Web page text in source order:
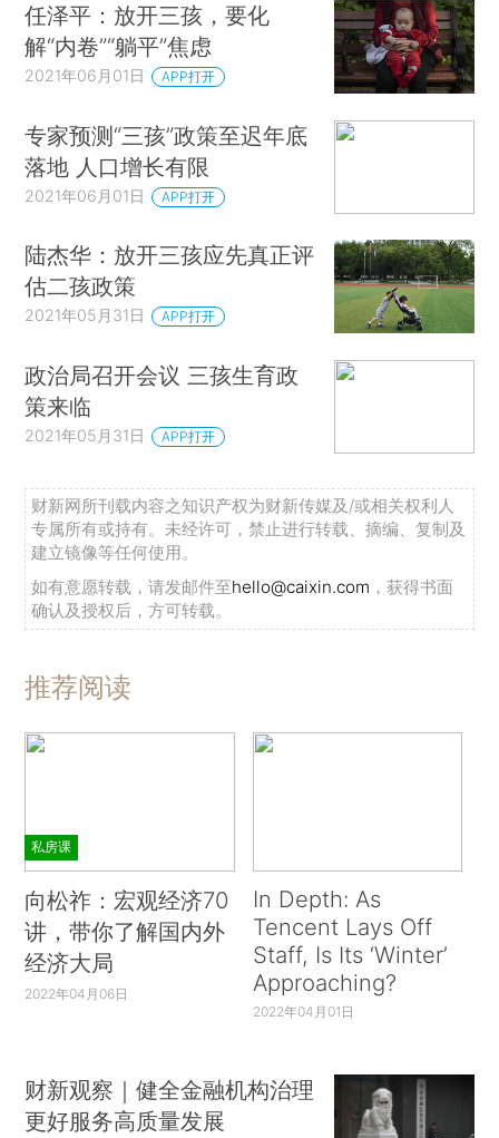
任泽平：放开三孩，要化
解“内卷”“躺平”焦虑
2021年06月01日 APP打开
专家预测“三孩”政策至迟年底
落地 人口增长有限
2021年06月01日 APP打开
陆杰华：放开三孩应先真正评
估二孩政策
2021年05月31日 APP打开
政治局召开会议 三孩生育政
策来临
2021年05月31日 APP打开
财新网所刊载内容之知识产权为财新传媒及/或相关权利人
专属所有或持有。未经许可，禁止进行转载、摘编、复制及
建立镜像等任何使用。
如有意愿转载，请发邮件至hello@caixin.com ，获得书面
确认及授权后，方可转载。
推荐阅读
私房课
向松祚：宏观经济70
讲，带你了解国内外
经济大局
2022年04月06日
In Depth: As
Tencent Lays Off
Staff, Is Its ‘Winter’
Approaching?
2022年04月01日
财新观察｜健全金融机构治理
更好服务高质量发展